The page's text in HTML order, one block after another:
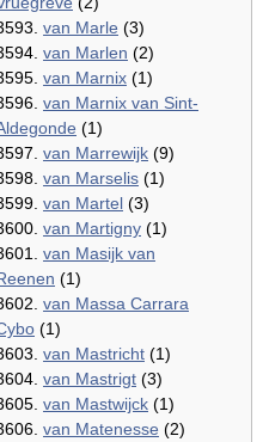
van Marle (3)
van Marlen (2)
van Marnix (1)
van Marnix van Sint-
(1)
van Marrewijk (9)
van Marselis (1)
van Martel (3)
van Martigny (1)
van Masijk van
(1)
van Massa Carrara
(1)
van Mastricht (1)
van Mastrigt (3)
van Mastwijck (1)
van Matenesse (2)